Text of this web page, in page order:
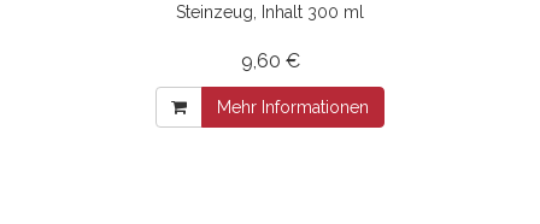
Steinzeug, Inhalt 300 ml
9,60 €
Mehr Informationen